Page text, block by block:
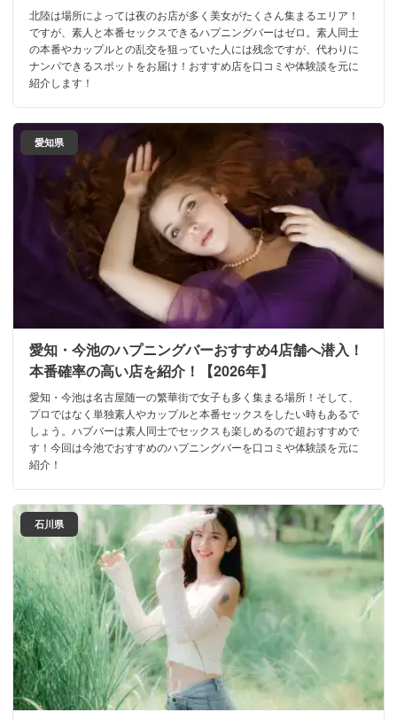
北陸は場所によっては夜のお店が多く美女がたくさん集まるエリア！
ですが、素人と本番セックスできるハプニングバーはゼロ。素人同士
の本番やカップルとの乱交を狙っていた人には残念ですが、代わりに
ナンパできるスポットをお届け！おすすめ店を口コミや体験談を元に
紹介します！
愛知県
愛知・今池のハプニングバーおすすめ4店舗へ潜入！
本番確率の高い店を紹介！【2026年】
愛知・今池は名古屋随一の繁華街で女子も多く集まる場所！そして、
プロではなく単独素人やカップルと本番セックスをしたい時もあるで
しょう。ハプバーは素人同士でセックスも楽しめるので超おすすめで
す！今回は今池でおすすめのハプニングバーを口コミや体験談を元に
紹介！
石川県